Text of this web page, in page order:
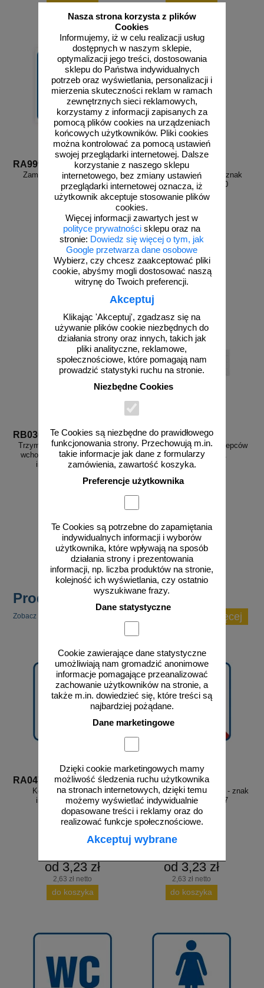
Nasza strona korzysta z plików
Cookies
Informujemy, iż w celu realizacji usług
dostępnych w naszym sklepie,
optymalizacji jego treści, dostosowania
sklepu do Państwa indywidualnych
potrzeb oraz wyświetlania, personalizacji i
mierzenia skuteczności reklam w ramach
zewnętrznych sieci reklamowych,
korzystamy z informacji zapisanych za
pomocą plików cookies na urządzeniach
końcowych użytkowników. Pliki cookies
można kontrolować za pomocą ustawień
swojej przeglądarki internetowej. Dalsze
korzystanie z naszego sklepu
internetowego, bez zmiany ustawień
przeglądarki internetowej oznacza, iż
użytkownik akceptuje stosowanie plików
cookies.
Więcej informacji zawartych jest w
polityce prywatności sklepu oraz na
stronie: Dowiedz się więcej o tym, jak
Google przetwarza dane osobowe
Wybierz, czy chcesz zaakceptować pliki
cookie, abyśmy mogli dostosować naszą
witrynę do Twoich preferencji.
Akceptuj
Klikając 'Akceptuj', zgadzasz się na
używanie plików cookie niezbędnych do
działania strony oraz innych, takich jak
pliki analityczne, reklamowe,
społecznościowe, które pomagają nam
prowadzić statystyki ruchu na stronie.
Niezbędne Cookies
Te Cookies są niezbędne do prawidłowego
funkcjonowania strony. Przechowują m.in.
takie informacje jak dane z formularzy
zamówienia, zawartość koszyka.
Preferencje użytkownika
Te Cookies są potrzebne do zapamiętania
indywidualnych informacji i wyborów
użytkownika, które wpływają na sposób
działania strony i prezentowania
informacji, np. liczba produktów na stronie,
kolejność ich wyświetlania, czy ostatnio
wyszukiwane frazy.
Dane statystyczne
Cookie zawierające dane statystyczne
umożliwiają nam gromadzić anonimowe
informacje pomagające przeanalizować
zachowanie użytkowników na stronie, a
także m.in. dowiedzieć się, które treści są
najbardziej pożądane.
Dane marketingowe
Dzięki cookie marketingowych mamy
możliwość śledzenia ruchu użytkownika
na stronach internetowych, dzięki temu
możemy wyświetlać indywidualnie
dopasowane treści i reklamy oraz do
realizować funkcje społecznościowe.
Akceptuj wybrane
do koszyka do koszyka
RA999
Zamów własny wzór - RA999
zobacz
RB020
Uwaga! Śliskie schody - znak
informacyjny - RB020
od 4,06 zł
3,30 zł netto
do koszyka
RB030
Trzymaj się poręczy schodząc i
wchodząc po schodach - znak
informacyjny - RB030
od 4,06 zł
3,30 zł netto
do koszyka
UB113
Zestaw dodatkowych przylepców
do znaków - 100 szt.
od 58,04 zł
47,19 zł netto
do koszyka
Produkty popularne
Zobacz inne popularne produkty w tej kategorii. zobacz więcej
RA047
Kosz na odpadki - znak
informacyjny - RA047
od 3,23 zł
2,63 zł netto
do koszyka
RA507
Zakaz wprowadzania psów - znak
informacyjny - RA507
od 3,23 zł
2,63 zł netto
do koszyka